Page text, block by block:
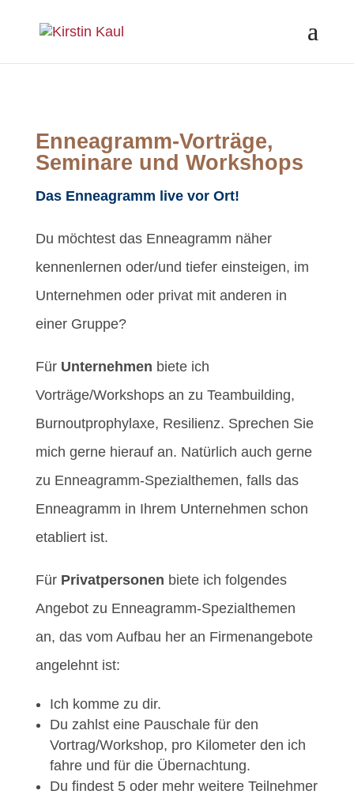
Enneagramm-Vorträge,
Seminare und Workshops
Das Enneagramm live vor Ort!
Du möchtest das Enneagramm näher
kennenlernen oder/und tiefer einsteigen, im
Unternehmen oder privat mit anderen in
einer Gruppe?
Für Unternehmen biete ich
Vorträge/Workshops an zu Teambuilding,
Burnoutprophylaxe, Resilienz. Sprechen Sie
mich gerne hierauf an. Natürlich auch gerne
zu Enneagramm-Spezialthemen, falls das
Enneagramm in Ihrem Unternehmen schon
etabliert ist.
Für Privatpersonen biete ich folgendes
Angebot zu Enneagramm-Spezialthemen
an, das vom Aufbau her an Firmenangebote
angelehnt ist:
Ich komme zu dir.
Du zahlst eine Pauschale für den
Vortrag/Workshop, pro Kilometer den ich
fahre und für die Übernachtung.
Du findest 5 oder mehr weitere Teilnehmer